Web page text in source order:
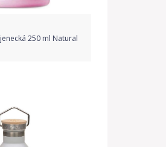
250 ml Natural
produktu